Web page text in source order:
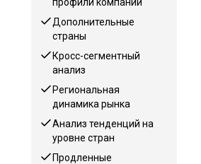
Дополнительные
страны
Кросс-сегментный
анализ
Региональная
динамика рынка
Анализ тенденций на
уровне стран
Продленные